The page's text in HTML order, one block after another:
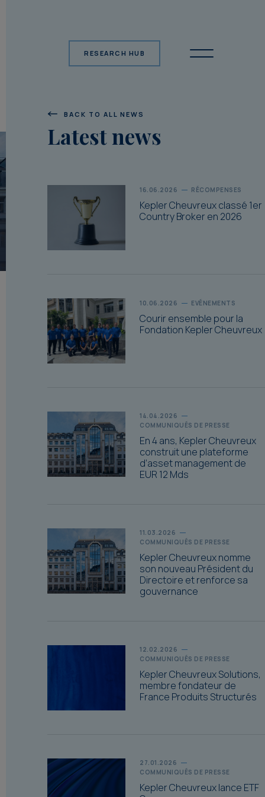
RESEARCH HUB
BACK TO ALL NEWS
Latest news
16.06.2026 RÉCOMPENSES
Kepler Cheuvreux classé 1er
Country Broker en 2026
10.06.2026 EVÉNEMENTS
Courir ensemble pour la
Fondation Kepler Cheuvreux
14.04.2026
COMMUNIQUÉS DE PRESSE
En 4 ans, Kepler Cheuvreux
construit une plateforme
d’asset management de
EUR 12 Mds
11.03.2026
COMMUNIQUÉS DE PRESSE
Kepler Cheuvreux nomme
son nouveau Président du
Directoire et renforce sa
gouvernance
12.02.2026
COMMUNIQUÉS DE PRESSE
Kepler Cheuvreux Solutions,
membre fondateur de
France Produits Structurés
27.01.2026
COMMUNIQUÉS DE PRESSE
Kepler Cheuvreux lance ETF